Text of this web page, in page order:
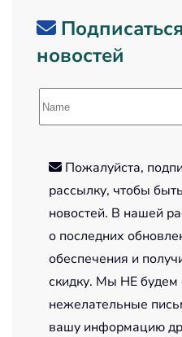
новостей
Пожалуйста,
рассылку, чтобы
новостей. В нашей
о последних
обеспечения и
скидку. Мы НЕ будем
нежелательные
вашу информацию